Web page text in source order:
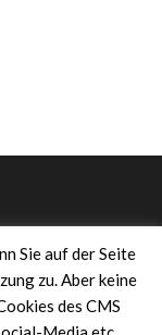
Sie auf der Seite
zu. Aber keine
des CMS